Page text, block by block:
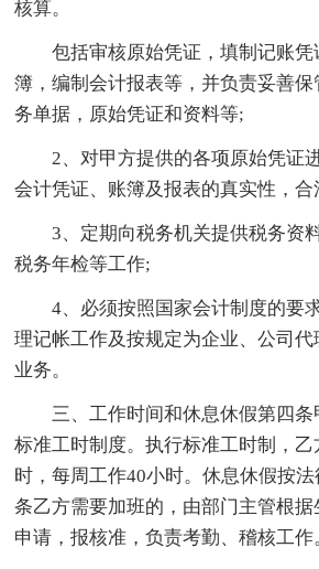
核算。
包括审核原始凭证，填制记账
簿，编制会计报表等，并负责妥善
务单据，原始凭证和资料等;
2、对甲方提供的各项原始凭证
会计凭证、账簿及报表的真实性，合
3、定期向税务机关提供税务资
税务年检等工作;
4、必须按照国家会计制度的要
理记帐工作及按规定为企业、公司
业务。
三、工作时间和休息休假第四
标准工时制度。执行标准工时制，
时，每周工作40小时。休息休假按
条乙方需要加班的，由部门主管根
申请，报核准，负责考勤、稽核工作